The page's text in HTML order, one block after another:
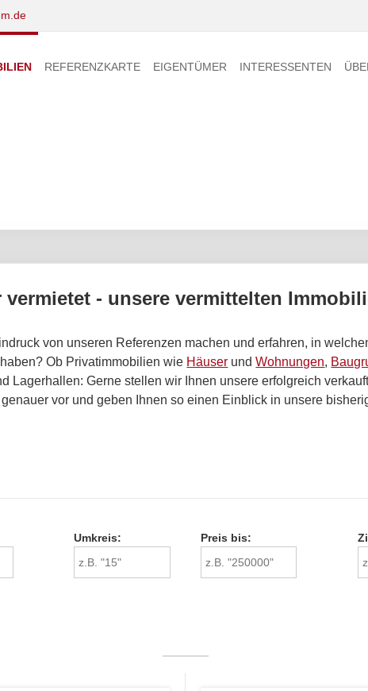
REFERENZKARTE EIGENTÜMER INTERESSENTEN
- unsere vermittelten
von unseren Referenzen machen und erfahren, in
Ob Privatimmobilien wie Häuser undWohnungen,
Lagerhallen: Gerne stellen wir Ihnen unsere erfolgreich
vor und geben Ihnen so einen Einblick in unsere
Umkreis: Preis bis: